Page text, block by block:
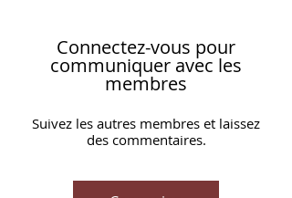
Connectez-vous pour
communiquer avec les
membres
Suivez les autres membres et laissez
des commentaires.